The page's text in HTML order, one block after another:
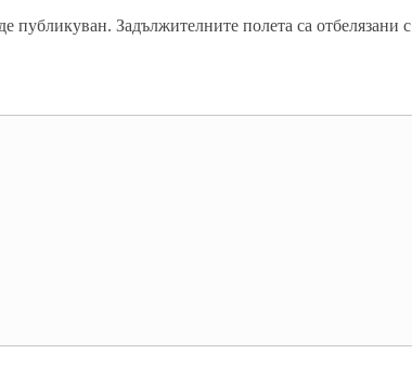
публикуван. Задължителните полета са отбелязани с